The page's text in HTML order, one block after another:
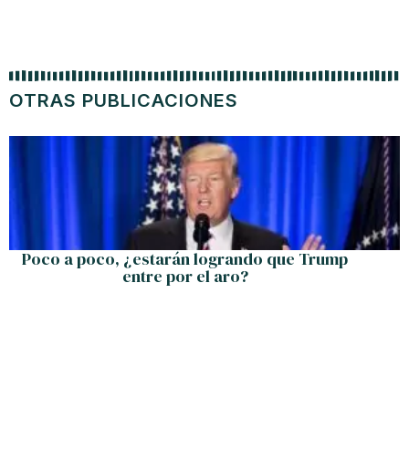
OTRAS PUBLICACIONES
Poco a poco, ¿estarán logrando que Trump
entre por el aro?